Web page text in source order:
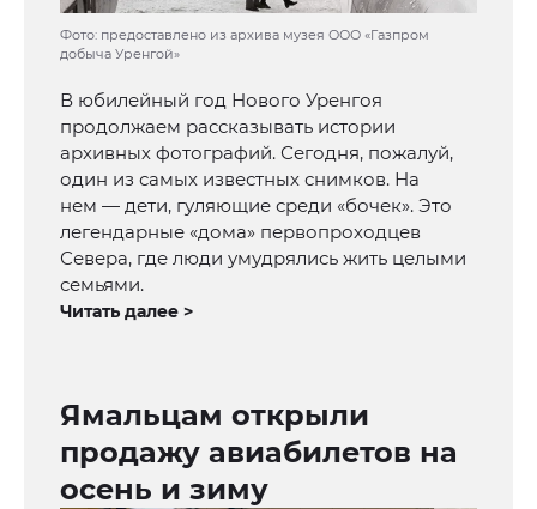
Фото: предоставлено из архива музея ООО «Газпром
добыча Уренгой»
В юбилейный год Нового Уренгоя
продолжаем рассказывать истории
архивных фотографий. Сегодня, пожалуй,
один из самых известных снимков. На
нем — дети, гуляющие среди «бочек». Это
легендарные «дома» первопроходцев
Севера, где люди умудрялись жить целыми
семьями.
Читать далее >
Ямальцам открыли
продажу авиабилетов на
осень и зиму